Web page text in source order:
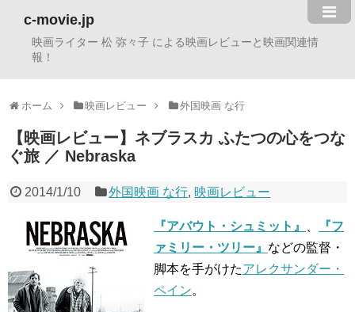
c-movie.jp
映画ライター 松 弥々子 による映画レビューと映画関連情
報！
ホーム 映画レビュー 外国映画 な行
【映画レビュー】ネブラスカ ふたつの心をつな
ぐ旅 ／ Nebraska
2014/1/10 外国映画 な行, 映画レビュー
『アバウト・シュミット』
『フ
ァミリー・ツリー』 などの監督・
脚本を手がけたアレクサンダー・
ペイン。